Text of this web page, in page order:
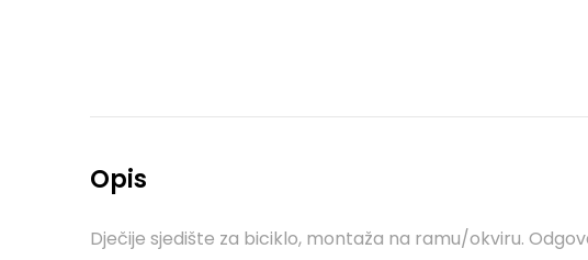
Opis
Dječije sjedište za biciklo, montaža na ramu/okviru.